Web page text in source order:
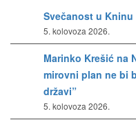
Svečanost u Kninu
5. kolovoza 2026.
Marinko Krešić na
mirovni plan ne bi
državi”
5. kolovoza 2026.